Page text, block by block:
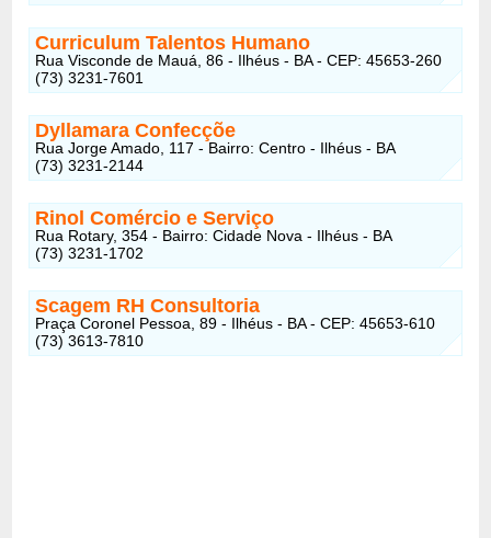
Curriculum Talentos Humano
Rua Visconde de Mauá, 86 - Ilhéus - BA - CEP: 45653-260
(73) 3231-7601
Dyllamara Confecçõe
Rua Jorge Amado, 117 - Bairro: Centro - Ilhéus - BA
(73) 3231-2144
Rinol Comércio e Serviço
Rua Rotary, 354 - Bairro: Cidade Nova - Ilhéus - BA
(73) 3231-1702
Scagem RH Consultoria
Praça Coronel Pessoa, 89 - Ilhéus - BA - CEP: 45653-610
(73) 3613-7810